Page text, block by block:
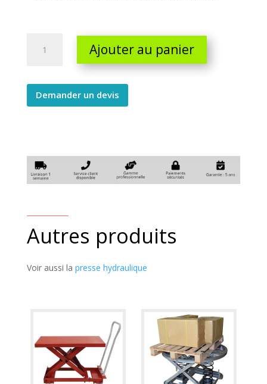
elevatrice
volts
205-
Ajouter au panier
Demander un devis
Autres produits
Voir aussi la presse hydraulique